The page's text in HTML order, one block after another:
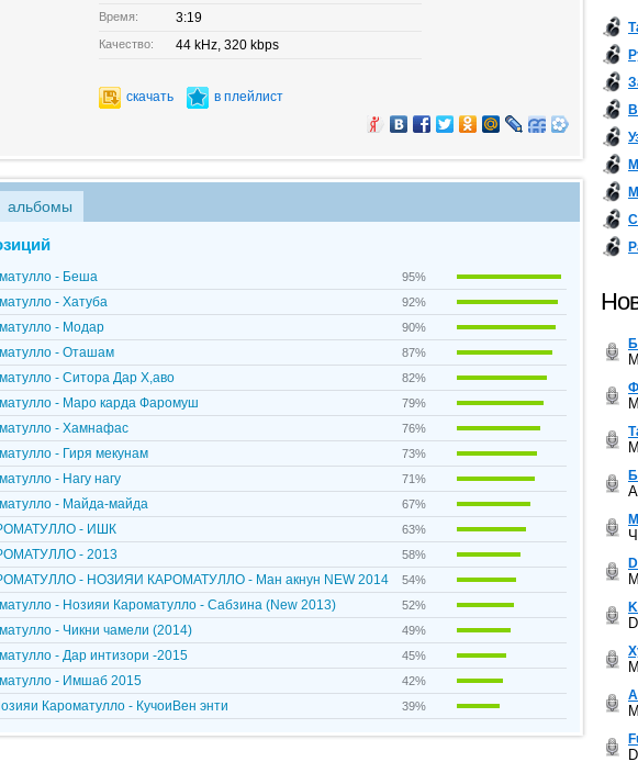
Время: 3:19
Качество: 44 kHz, 320 kbps
скачать в плейлист
альбомы
- Беша
95%
- Хатуба
92%
- Модар
90%
- Оташам
87%
- Ситора Дар Х,аво
82%
- Маро карда Фаромуш
79%
- Хамнафас
76%
- Гиря мекунам
73%
- Нагу нагу
71%
- Майда-майда
67%
- ИШК
63%
- 2013
58%
- НОЗИЯИ КАРОМАТУЛЛО - Ман акнун NEW 2014
54%
- Нозияи Кароматулло - Сабзина (New 2013)
52%
- Чикни чамели (2014)
49%
- Дар интизори -2015
45%
- Имшаб 2015
42%
Кароматулло - КучоиВен энти 39%